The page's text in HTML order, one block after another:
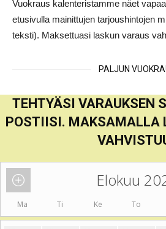
Vuokraus kalenteristamme näet
etusivulla mainittujen tarjoushintojen
teksti). Maksettuasi laskun varaus
PALJUN
TEHTYÄSI VARAUKSEN
POSTIISI. MAKSAMALLA
Elokuu
Ma Ti Ke To